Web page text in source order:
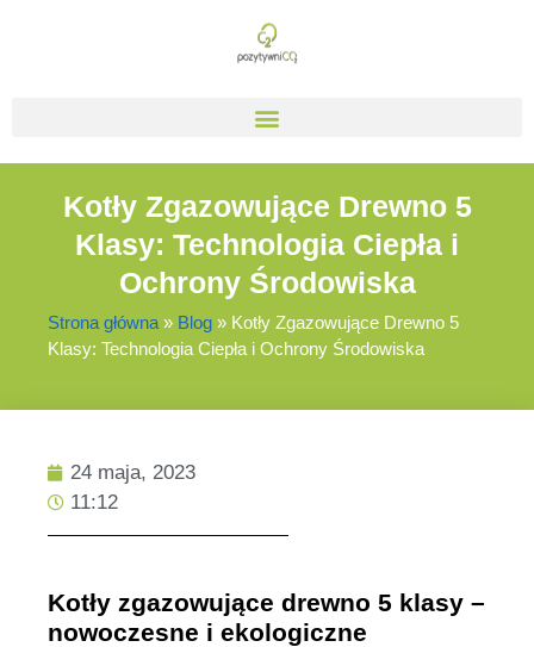
Kotły Zgazowujące Drewno 5
Klasy: Technologia Ciepła i
Ochrony Środowiska
Strona główna » Blog » Kotły Zgazowujące Drewno 5
Klasy: Technologia Ciepła i Ochrony Środowiska
24 maja, 2023
11:12
Kotły zgazowujące drewno 5 klasy –
nowoczesne i ekologiczne